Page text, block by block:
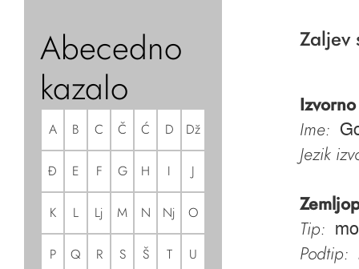
Abecedno
kazalo
A B C Č Ć D Dž
Đ E F G H I J
K L Lj M N Nj O
P Q R S Š T U
Zaljev
Ime:
Jezik
Tip:
Podtip: